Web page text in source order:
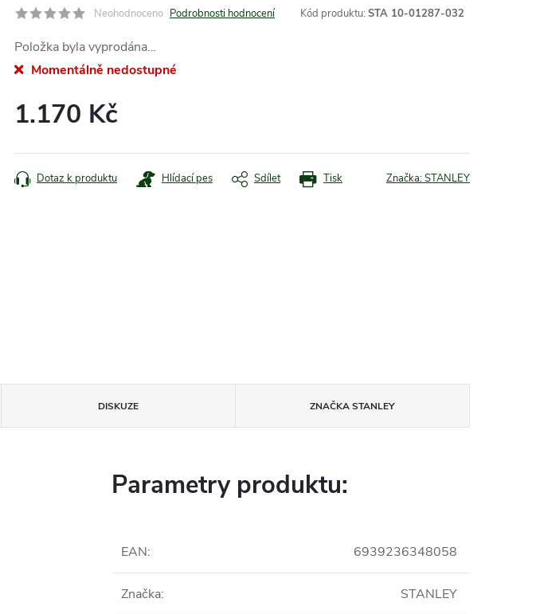
Neohodnoceno Podrobnosti hodnocení Kód produktu: STA 10-01287-032
Položka byla vyprodána…
Momentálně nedostupné
1.170 Kč
cena:
Tisk
Dotaz k produktu Hlídací pes Sdílet Značka:STANLEY
DISKUZE ZNAČKASTANLEY
Parametry produktu:
EAN: 6939236348058
Značka: STANLEY